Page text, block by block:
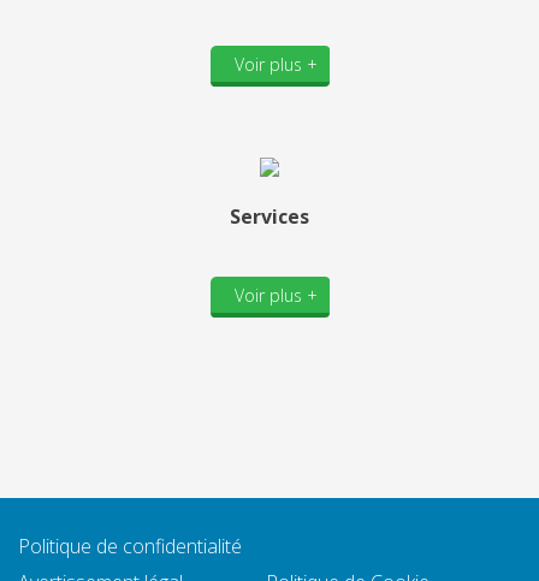
Voir plus +
Services
Voir plus +
Politique de confidentialité